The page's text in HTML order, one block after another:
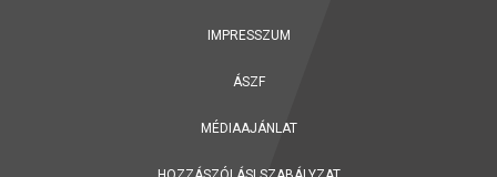
IMPRESSZUM
ÁSZF
MÉDIAAJÁNLAT